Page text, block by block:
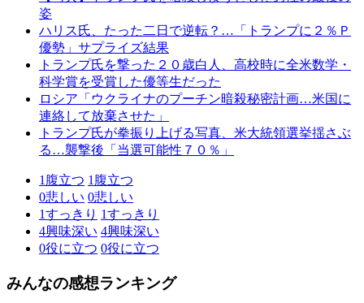
姿
ハリス氏、たった二日で逆転？…「トランプに２％Ｐ
優勢」サプライズ結果
トランプ氏を撃った２０歳白人、高校時に全米数学・
科学賞を受賞した優等生だった
ロシア「ウクライナのプーチン暗殺秘密計画…米国に
連絡して放棄させた」
トランプ氏が拳振り上げる写真、米大統領選挙揺さぶ
る…襲撃後「当選可能性７０％」
1 腹立つ 1 腹立つ
0悲しい 0悲しい
1すっきり 1すっきり
4興味深い 4興味深い
0役に立つ 0役に立つ
みんなの感想ランキング